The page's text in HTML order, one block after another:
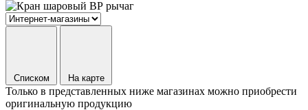
Списком На карте
Только в представленных ниже магазинах можно приобрести
оригинальную продукцию